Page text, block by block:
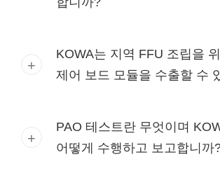
KOWA는 지역 FFU 조립을
제어 보드 모듈을 수출할 수
PAO 테스트란 무엇이며
어떻게 수행하고 보고합니까